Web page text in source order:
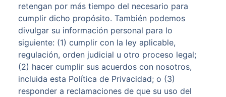
retengan por más tiempo del necesario para
cumplir dicho propósito. También podemos
divulgar su información personal para lo
siguiente: (1) cumplir con la ley aplicable,
regulación, orden judicial u otro proceso legal;
(2) hacer cumplir sus acuerdos con nosotros,
incluida esta Política de Privacidad; o (3)
responder a reclamaciones de que su uso del